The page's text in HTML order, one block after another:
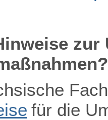
zur
für die